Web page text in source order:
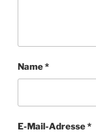
Name*
E-Mail-Adresse*